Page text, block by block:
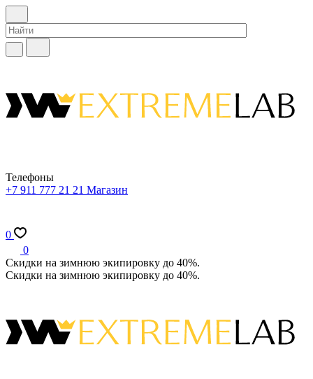
Телефоны
+7 911 777 21 21 Магазин
0
0
Скидки на зимнюю экипировку до 40%.
Скидки на зимнюю экипировку до 40%.